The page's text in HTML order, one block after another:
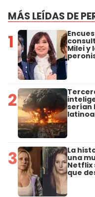
MÁS LEÍDAS DE
1 Milei y
2 serían
3 La
una
Netflix
que